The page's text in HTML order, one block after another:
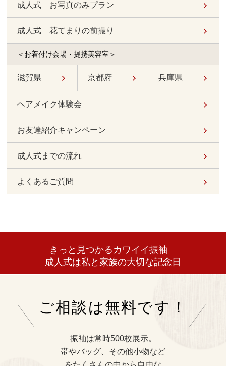
成人式 お写真のみプラン
成人式 花てまりの前撮り
＜お着付け会場・提携美容室＞
滋賀県 京都府 兵庫県
ヘアメイク体験会
お友達紹介キャンペーン
成人式までの流れ
よくあるご質問
きっと見つかるカワイイ振袖
成人式は私と家族の大切な記念日
ご相談は無料です！
振袖は常時500枚展示。
帯やバッグ、その他小物など